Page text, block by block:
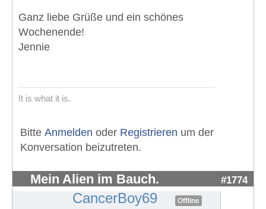
Ganz liebe Grüße und ein schönes
Wochenende!
Jennie
It is what it is.
Bitte Anmelden oder Registrieren um der
Konversation beizutreten.
Mein Alien im Bauch. #1774
CancerBoy69 Offline